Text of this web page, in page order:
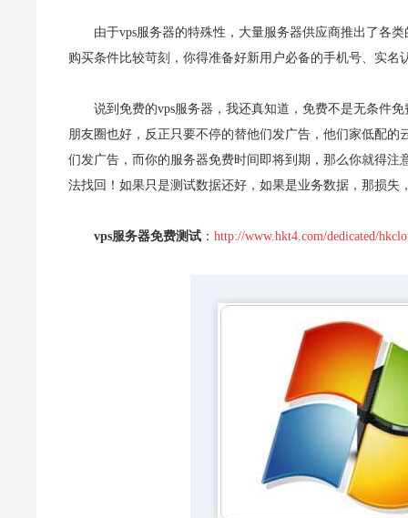
由于vps服务器的特殊性，大量服务器供应商推出了各
购买条件比较苛刻，你得准备好新用户必备的手机号、实
说到免费的vps服务器，我还真知道，免费不是无条件
朋友圈也好，反正只要不停的替他们发广告，他们家低配的
们发广告，而你的服务器免费时间即将到期，那么你就得
法找回！如果只是测试数据还好，如果是业务数据，那损失
vps服务器免费测试 ： http://www.hkt4.com/dedicated/